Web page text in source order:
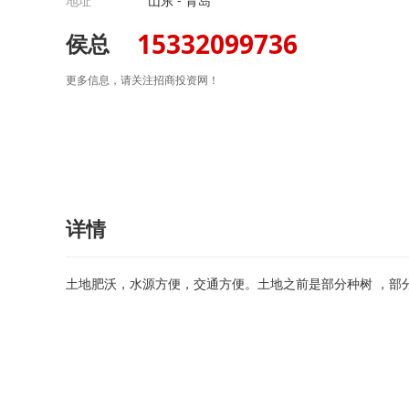
侯总 15332099736
更多信息，请关注招商投资网！
详情
土地肥沃，水源方便，交通方便。土地之前是部分种树 ，部